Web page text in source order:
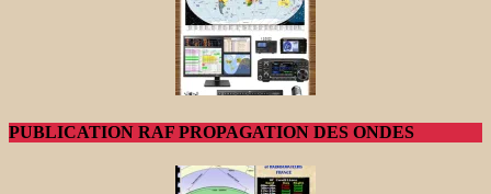
PUBLICATION RAF PROPAGATION DES ONDES